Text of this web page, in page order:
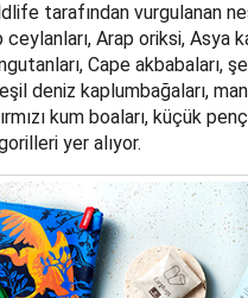
tarafından vurgulanan
Arap oriksi, Asya
Cape akbabaları,
deniz kaplumbağaları,
kum boaları, küçük
yer alıyor.